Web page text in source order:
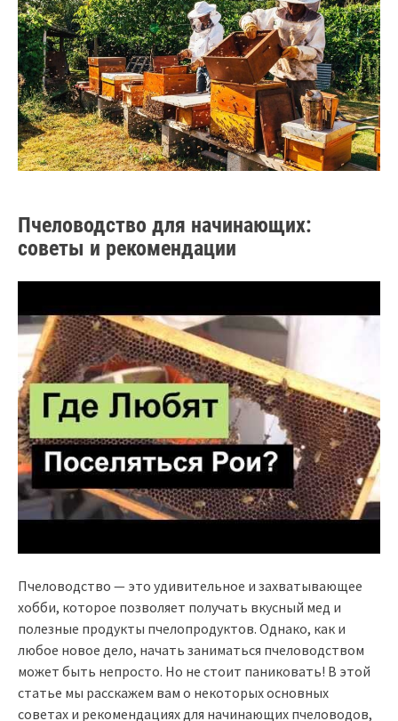
Пчеловодство для начинающих:
советы и рекомендации
Пчеловодство — это удивительное и захватывающее
хобби, которое позволяет получать вкусный мед и
полезные продукты пчелопродуктов. Однако, как и
любое новое дело, начать заниматься пчеловодством
может быть непросто. Но не стоит паниковать! В этой
статье мы расскажем вам о некоторых основных
советах и рекомендациях для начинающих пчеловодов,